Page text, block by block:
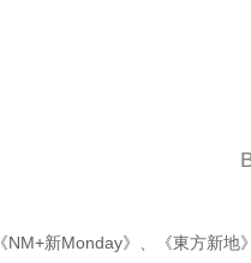
《NM+新Monday》 《東方新地》